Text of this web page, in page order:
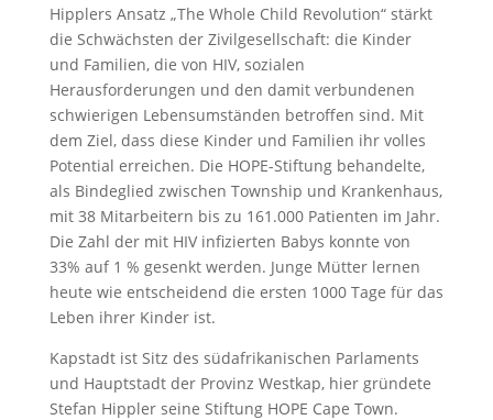
Hipplers Ansatz „The Whole Child Revolution“ stärkt
die Schwächsten der Zivilgesellschaft: die Kinder
und Familien, die von HIV, sozialen
Herausforderungen und den damit verbundenen
schwierigen Lebensumständen betroffen sind. Mit
dem Ziel, dass diese Kinder und Familien ihr volles
Potential erreichen. Die HOPE-Stiftung behandelte,
als Bindeglied zwischen Township und Krankenhaus,
mit 38 Mitarbeitern bis zu 161.000 Patienten im Jahr.
Die Zahl der mit HIV infizierten Babys konnte von
33% auf 1 % gesenkt werden. Junge Mütter lernen
heute wie entscheidend die ersten 1000 Tage für das
Leben ihrer Kinder ist.
Kapstadt ist Sitz des südafrikanischen Parlaments
und Hauptstadt der Provinz Westkap, hier gründete
Stefan Hippler seine Stiftung HOPE Cape Town.